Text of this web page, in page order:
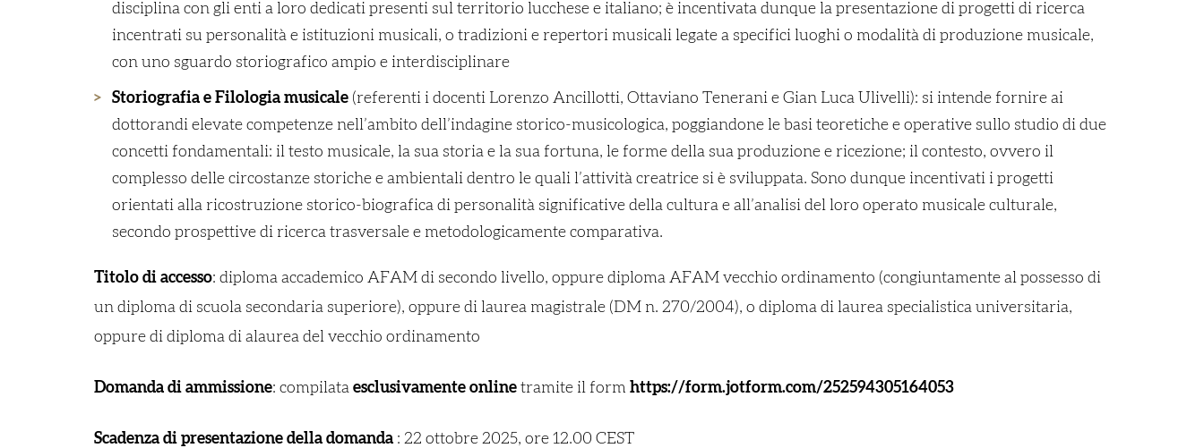
disciplina con gli enti a loro dedicati presenti sul territorio lucchese e italiano; è incentivata dunque la presentazione di progetti di ricerca
incentrati su personalità e istituzioni musicali, o tradizioni e repertori musicali legate a specifici luoghi o modalità di produzione musicale,
con uno sguardo storiografico ampio e interdisciplinare
Storiografia e Filologia musicale (referenti i docenti Lorenzo Ancillotti, Ottaviano Tenerani e Gian Luca Ulivelli): si intende fornire ai
dottorandi elevate competenze nell’ambito dell’indagine storico-musicologica, poggiandone le basi teoretiche e operative sullo studio di due
concetti fondamentali: il testo musicale, la sua storia e la sua fortuna, le forme della sua produzione e ricezione; il contesto, ovvero il
complesso delle circostanze storiche e ambientali dentro le quali l’attività creatrice si è sviluppata. Sono dunque incentivati i progetti
orientati alla ricostruzione storico-biografica di personalità significative della cultura e all’analisi del loro operato musicale culturale,
secondo prospettive di ricerca trasversale e metodologicamente comparativa.
Titolo di accesso: diploma accademico AFAM di secondo livello, oppure diploma AFAM vecchio ordinamento (congiuntamente al possesso di
un diploma di scuola secondaria superiore), oppure di laurea magistrale (DM n. 270/2004), o diploma di laurea specialistica universitaria,
oppure di diploma di alaurea del vecchio ordinamento
Domanda di ammissione: compilata esclusivamente online tramite il form https://form.jotform.com/252594305164053
Scadenza di presentazione della domanda : 22 ottobre 2025, ore 12.00 CEST